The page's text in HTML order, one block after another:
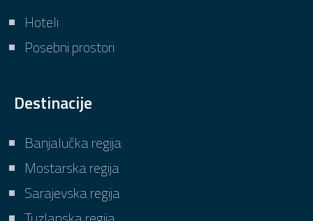
Hoteli
Posebni prostori
Destinacije
Banjalučka regija
Mostarska regija
Sarajevska regija